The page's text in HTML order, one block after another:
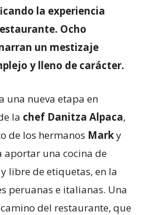
la experiencia
Ocho
un mestizaje
y lleno de carácter.
una nueva etapa en
la chef Danitza Alpaca,
de los hermanos Marky
aportar una cocina de
libre de etiquetas, en la
peruanas e italianas. Una
del restaurante, que